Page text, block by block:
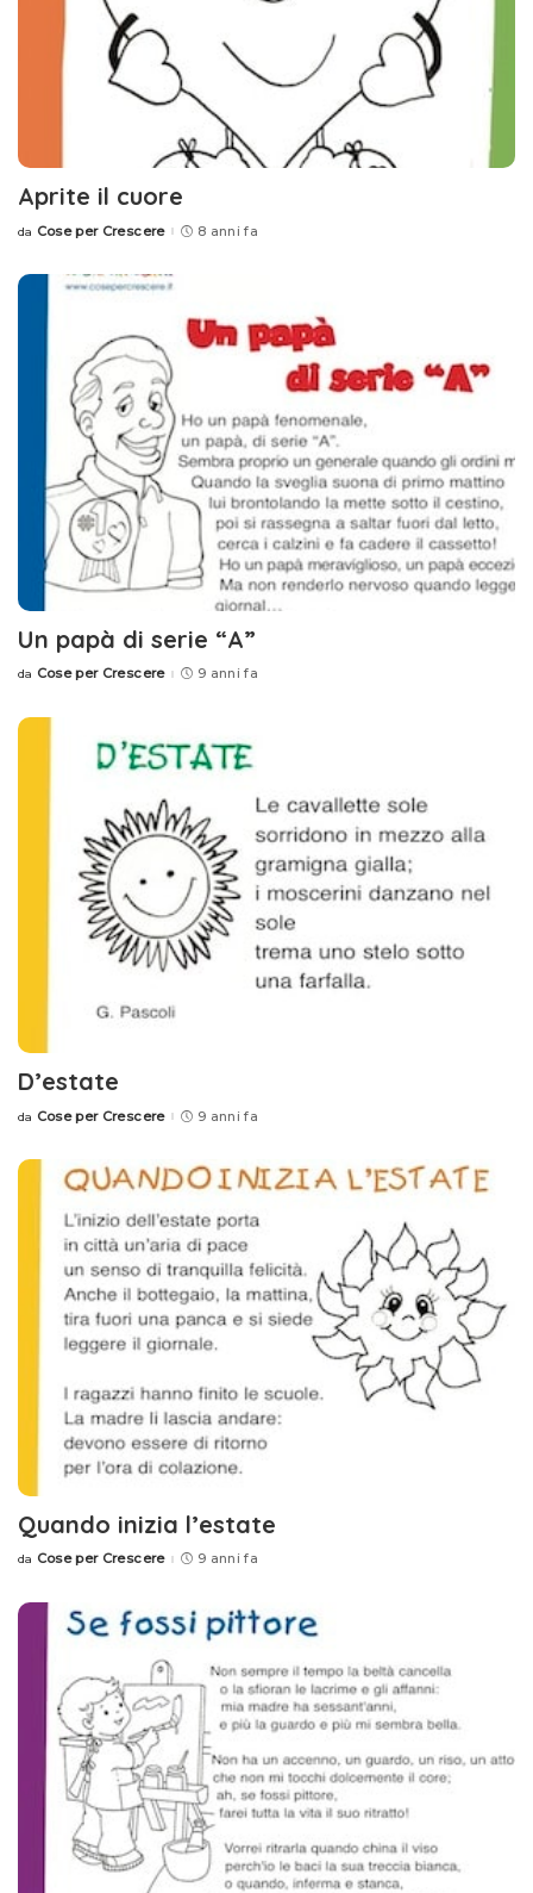
Aprite il cuore
Posted
da Cose per Crescere 8 anni fa
Un papà di serie “A”
Posted
da Cose per Crescere 9 anni fa
D’estate
Posted
da Cose per Crescere 9 anni fa
Quando inizia l’estate
Posted
da Cose per Crescere 9 anni fa